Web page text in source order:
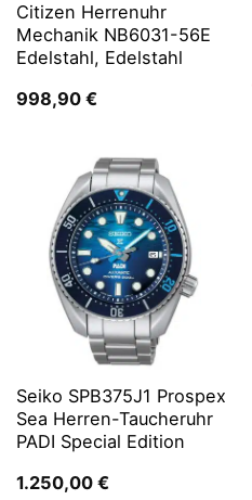
Citizen Herrenuhr
Mechanik NB6031-56E
Edelstahl, Edelstahl
998,90 €
Seiko SPB375J1 Prospex
Sea Herren-Taucheruhr
PADI Special Edition
1.250,00 €